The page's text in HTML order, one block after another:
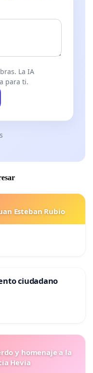
La IA
para ti.
Esteban Rubio
ciudadano
y homenaje a la
Hevia